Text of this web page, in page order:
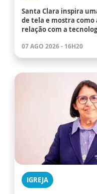
Santa Clara inspira
de tela e mostra
relação com a
07 AGO 2026 - 16H20
IGREJA